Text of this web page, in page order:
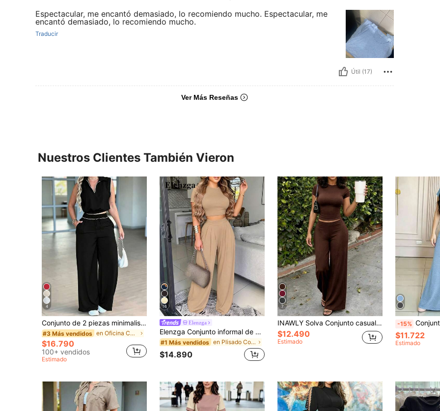
Espectacular, me encantó demasiado, lo recomiendo mucho. Espectacular, me
encantó demasiado, lo recomiendo mucho.
Traducir
Útil (17)
Ver Más Reseñas
Nuestros Clientes También Vieron
4
Conjunto de 2 piezas minimalista casual para mujer, top sin mangas de cintura alta con cuello, bolsillos y cordón falso, negro elegante para primavera/verano, del trabajo al fin de semana
#3 Más vendidos en Oficina Conjuntos de dos piezas a juego
$16.790
100+ vendidos
Estimado
16
Elenzga
Elenzga Conjunto informal de 2 piezas con top de manga corta de cuello redondo y pantalones anchos plisados de unicolor para mujer
#1 Más vendidos en Plisado Coords de mujer
$14.890
7
INAWLY Solva Conjunto casual de 2 piezas de camiseta de manga corta con cuello redondo y pantalones de unicolor para mujer
$12.490
Estimado
-15% Conjunto de 2 piezas para mujer de verano elegante y
$11.722
Estimado